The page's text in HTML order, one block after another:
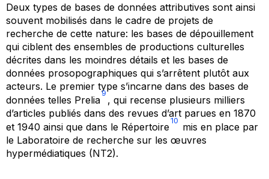
Deux types de bases de données attributives sont ainsi
souvent mobilisés dans le cadre de projets de
recherche de cette nature: les bases de dépouillement
qui ciblent des ensembles de productions culturelles
décrites dans les moindres détails et les bases de
données prosopographiques qui s’arrêtent plutôt aux
acteurs. Le premier type s’incarne dans des bases de
données telles Prelia
9
, qui recense plusieurs milliers
d’articles publiés dans des revues d’art parues en 1870
et 1940 ainsi que dans le Répertoire
10
mis en place par
le Laboratoire de recherche sur les œuvres
hypermédiatiques (NT2).